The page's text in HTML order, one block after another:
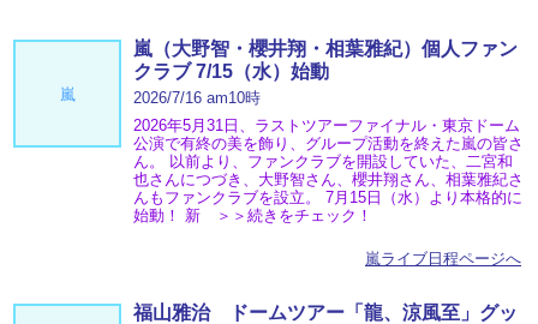
嵐
嵐（大野智・櫻井翔・相葉雅紀）個人ファン
クラブ 7/15（水）始動
2026/7/16 am10時
2026年5月31日、ラストツアーファイナル・東京ドーム
公演で有終の美を飾り、グループ活動を終えた嵐の皆さ
ん。 以前より、ファンクラブを開設していた、二宮和
也さんにつづき、大野智さん、櫻井翔さん、相葉雅紀さ
んもファンクラブを設立。 7月15日（水）より本格的に
始動！ 新 ＞＞続きをチェック！
嵐ライブ日程ページへ
福山雅治 ドームツアー「龍、涼風至」グッ